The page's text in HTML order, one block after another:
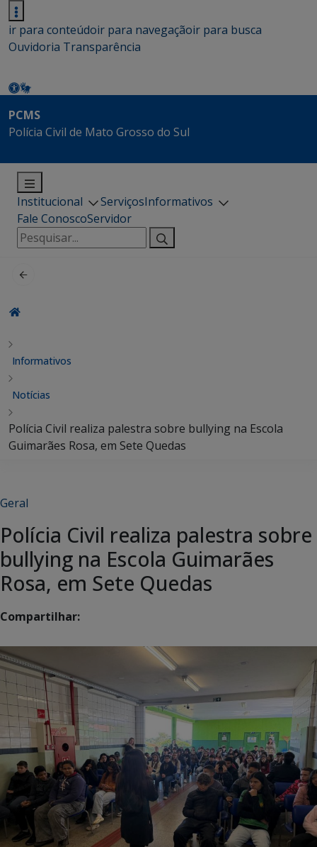
ir para conteúdoir para navegaçãoir para busca
Ouvidoria Transparência
PCMS
Polícia Civil de Mato Grosso do Sul
Institucional ServiçosInformativos
Fale ConoscoServidor
Pesquisar
por:
Informativos
Notícias
Polícia Civil realiza palestra sobre bullying na Escola
Guimarães Rosa, em Sete Quedas
Geral
Polícia Civil realiza palestra sobre
bullying na Escola Guimarães
Rosa, em Sete Quedas
Compartilhar: